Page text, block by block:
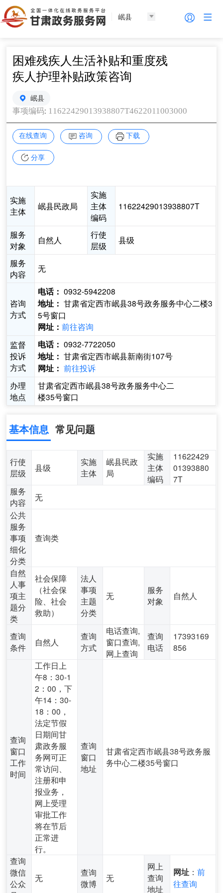
岷县
困难残疾人生活补贴和重度残
疾人护理补贴政策咨询
岷县
事项编码: 11622429013938807T4622011003000
在线查询 咨询 下载
分享
实施
主体
岷县民政局
实施
主体
编码
11622429013938807T
服务
对象
自然人
行使
层级
县级
服务
内容
无
咨询
方式
电话： 0932-5942208
地址： 甘肃省定西市岷县38号政务服务中心二楼3
5号窗口
网址：前往咨询
监督
投诉
方式
电话： 0932-7722050
地址： 甘肃省定西市岷县新南街107号
网址： 前往投诉
办理
地点
甘肃省定西市岷县38号政务服务中心二
楼35号窗口
基本信息 常见问题
行使
层级
县级
实施
主体
岷县民政
局
实施
主体
编码
11622429
01393880
7T
服务
内容
无
公共
服务
事项
细化
分类
查询类
自然
人事
项主
题分
类
社会保障
（社会保
险、社会
救助）
法人
事项
主题
分类
无
服务
对象
自然人
查询
条件
自然人
查询
方式
电话查询,
窗口查询,
网上查询
查询
电话
17393169
856
查询
窗口
工作
时间
工作日上
午8：30-1
2：00，下
午14：30-
18：00，
法定节假
日期间甘
肃政务服
务网可正
常访问、
注册和申
报业务，
网上受理
审批工作
将在节后
正常进
行。
查询
窗口
地址
甘肃省定西市岷县38号政务服
务中心二楼35号窗口
查询
微信
公众
无
查询
微博
无
网上
查询
地址
网址 ：前
往查询